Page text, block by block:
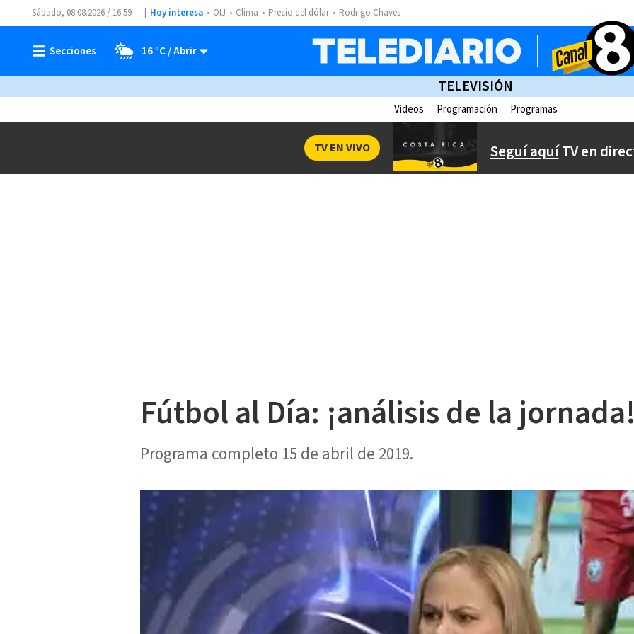
Sábado, 08.08.2026 / 16:59 Hoy interesa OIJ Clima Precio del dólar Rodrigo Chaves
16 ºC
TELEVISIÓN
Videos Programación Programas
Seguí aquíTV en
TV EN VIVO
Fútbol al Día: ¡análisis de la
Programa completo 15 de abril de 2019.